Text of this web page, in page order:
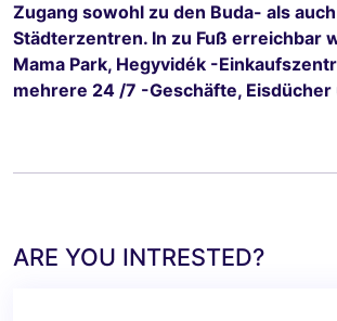
Zugang sowohl zu den Buda- als
Städterzentren. In zu Fuß erreichbar
Mama Park, Hegyvidék -
mehrere 24 /7 -Geschäfte, Eisdücher
ARE YOU INTRESTED?